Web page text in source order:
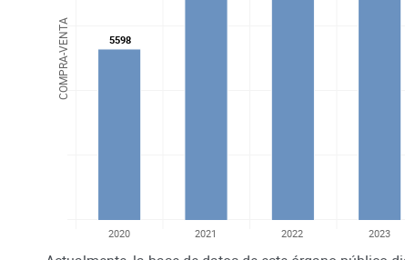
COMPRA-VENTA 5598
5598
2020 2021 2022 2023